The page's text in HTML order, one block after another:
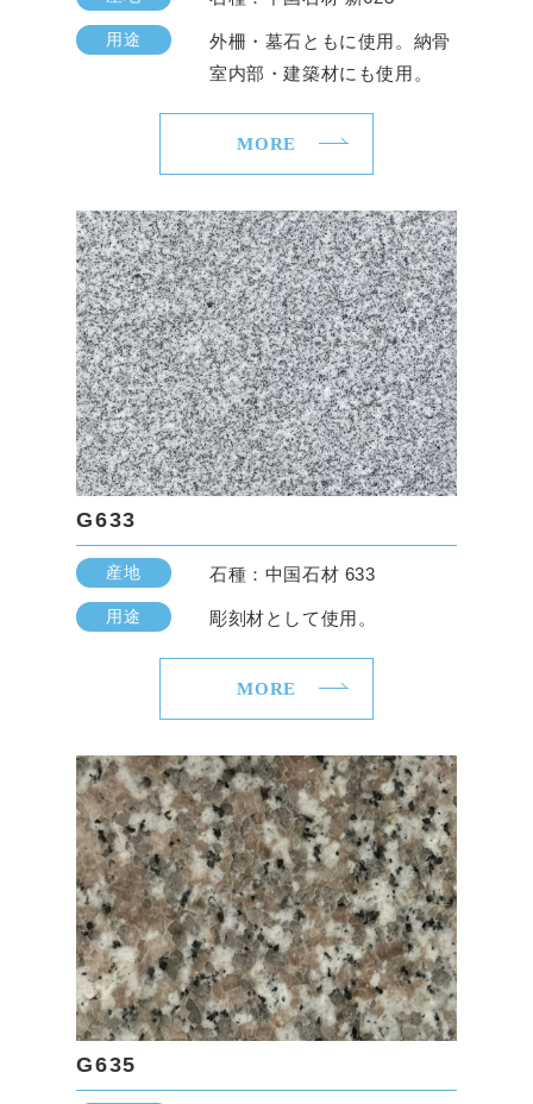
用途
外柵・墓石ともに使用。納骨
室内部・建築材にも使用。
MORE
G633
産地 石種：中国石材 633
用途 彫刻材として使用。
MORE
G635